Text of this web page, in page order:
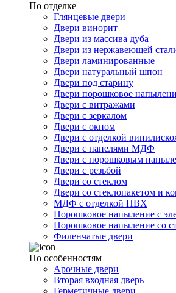
По отделке
Глянцевые двери
Двери винорит
Двери из массива дуба
Двери из нержавеющей
Двери ламинированные
Двери натуральный шпон
Двери под старину
Двери порошковое
Двери с витражами
Двери с зеркалом
Двери с окном
Двери с отделкой
Двери с панелями МДФ
Двери с порошковым
Двери с резьбой
Двери со стеклом
Двери со стеклопакетом и
МДФ с отделкой ПВХ
Порошковое напыление с
Порошковое напыление со
Филенчатые двери
По особенностям
Арочные двери
Вторая входная дверь
Герметичные двери